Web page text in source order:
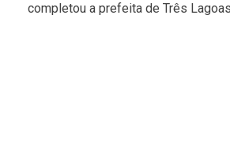
completou a prefeita de Três